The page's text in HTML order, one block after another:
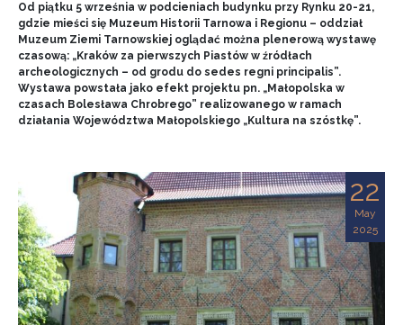
Od piątku 5 września w podcieniach budynku przy Rynku 20-21,
gdzie mieści się Muzeum Historii Tarnowa i Regionu – oddział
Muzeum Ziemi Tarnowskiej oglądać można plenerową wystawę
czasową: „Kraków za pierwszych Piastów w źródłach
archeologicznych – od grodu do sedes regni principalis”.
Wystawa powstała jako efekt projektu pn. „Małopolska w
czasach Bolesława Chrobrego” realizowanego w ramach
działania Województwa Małopolskiego „Kultura na szóstkę”.
22
May
2025